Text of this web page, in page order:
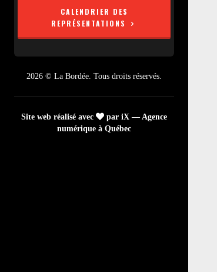
CALENDRIER DES
REPRÉSENTATIONS
2026 © La Bordée. Tous droits réservés.
Site web réalisé avec
par iX — Agence
numérique à Québec